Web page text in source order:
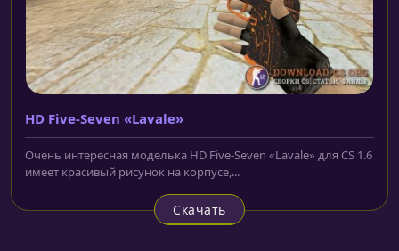
HD Five-Seven «Lavale»
Очень интересная моделька HD Five-Seven «Lavale» для CS 1.6
имеет красивый рисунок на корпусе,...
Скачать